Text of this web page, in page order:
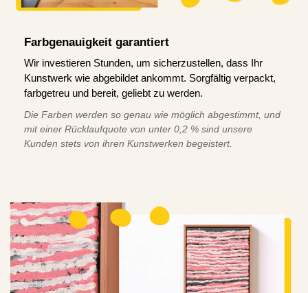
Farbgenauigkeit garantiert
Wir investieren Stunden, um sicherzustellen, dass Ihr
Kunstwerk wie abgebildet ankommt. Sorgfältig verpackt,
farbgetreu und bereit, geliebt zu werden.
Die Farben werden so genau wie möglich abgestimmt, und
mit einer Rücklaufquote von unter 0,2 % sind unsere
Kunden stets von ihren Kunstwerken begeistert.